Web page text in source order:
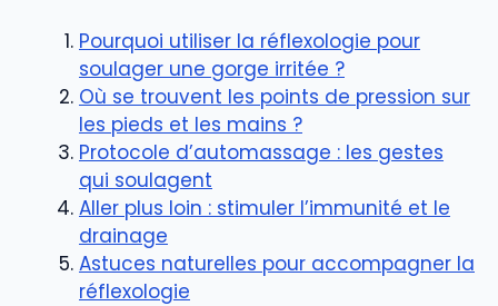
Pourquoi utiliser la réflexologie pour
soulager une gorge irritée ?
Où se trouvent les points de pression sur
les pieds et les mains ?
Protocole d’automassage : les gestes
qui soulagent
Aller plus loin : stimuler l’immunité et le
drainage
Astuces naturelles pour accompagner la
réflexologie